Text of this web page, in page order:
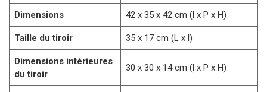
Dimensions 42 x 35 x 42 cm (l x P x H)
Taille du tiroir 35 x 17 cm (L x l)
Dimensions intérieures
du tiroir
30 x 30 x 14 cm (l x P x H)